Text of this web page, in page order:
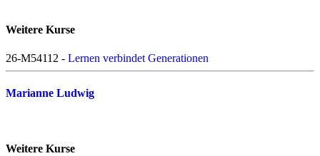
Weitere Kurse
26-M54112 - Lernen verbindet Generationen
Marianne Ludwig
Weitere Kurse